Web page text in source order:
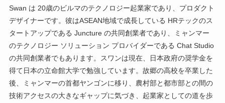
Swan は 20歳のビルマのテクノロジー起業家であり、プロダクト
デザイナーです。彼はASEAN地域で成長している HRテックのス
タートアップである Juncture の共同創業者であり、ミャンマー
のテクノロジー ソリューション プロバイダーである Chat Studio
の共同創業者でもあります。スワンは現在、日本政府の奨学金を
得て日本の立命館大学で勉強しています。故郷の高校を卒業した
後、ミャンマーの首都ヤンゴンに移り、農村部と都市部との間の
技術アクセスの大きなギャップに気づき、起業家としての道を歩